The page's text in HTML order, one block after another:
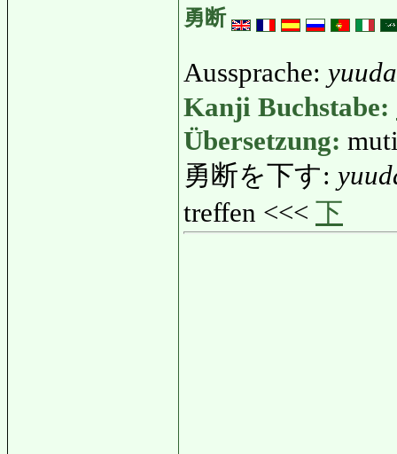
勇断
Aussprache:
Kanji Buchstabe:
Übersetzung:
勇断を下す:
treffen <<< 下